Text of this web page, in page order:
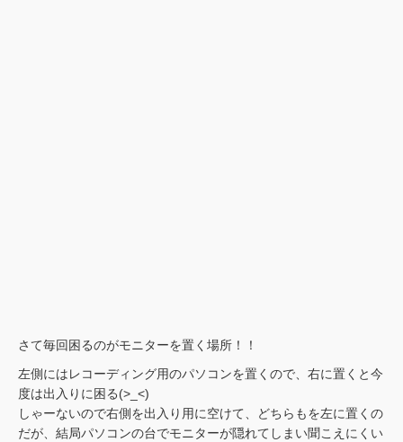
さて毎回困るのがモニターを置く場所！！
左側にはレコーディング用のパソコンを置くので、右に置くと今
度は出入りに困る(>_<)
しゃーないので右側を出入り用に空けて、どちらもを左に置くの
だが、結局パソコンの台でモニターが隠れてしまい聞こえにくい